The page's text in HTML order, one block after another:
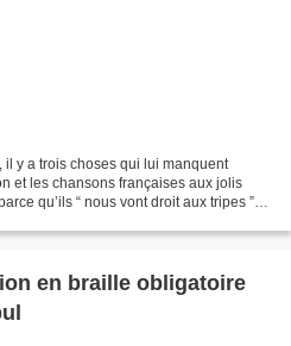
il y a trois choses qui lui manquent
et les chansons françaises aux jolis
qu’ils “ nous vont droit aux tripes ”…
en braille obligatoire